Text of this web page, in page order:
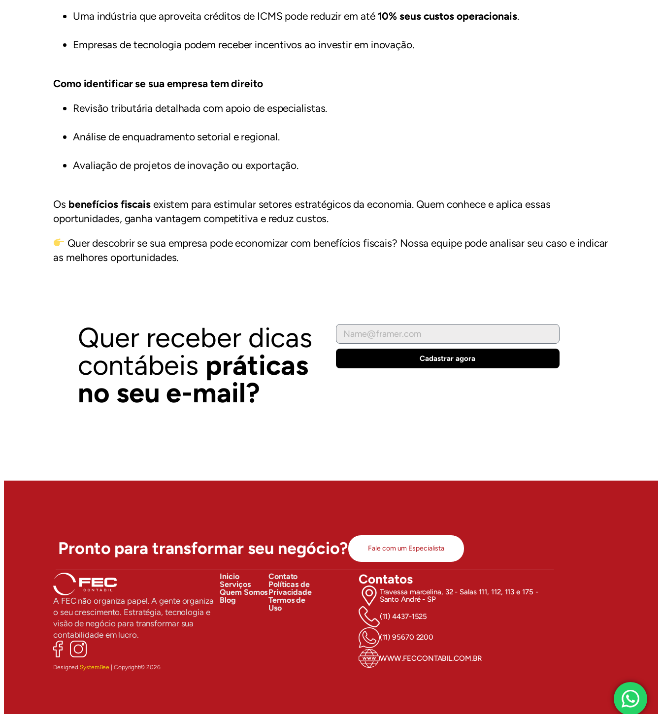
Uma indústria que aproveita créditos de ICMS pode reduzir em até 10% seus custos operacionais.
Empresas de tecnologia podem receber incentivos ao investir em inovação.
Como identificar se sua empresa tem direito
Revisão tributária detalhada com apoio de especialistas.
Análise de enquadramento setorial e regional.
Avaliação de projetos de inovação ou exportação.
Os benefícios fiscaisexistem para estimular setores estratégicos da economia. Quem conhece e aplica essas
oportunidades, ganha vantagem competitiva e reduz custos.
Quer descobrir se sua empresa pode economizar com benefícios fiscais? Nossa equipe pode analisar seu caso e indicar
as melhores oportunidades.
Quer receber dicas
contábeis práticas
no seu e-mail?
Cadastrar agora
Pronto para transformar seu negócio? Fale com um Especialista
A FEC não organiza papel. A gente organiza
o seu crescimento. Estratégia, tecnologia e
visão de negócio para transformar sua
contabilidade em lucro.
DesignedSystemBee | Copyright© 2026
Inicio
Serviços
Quem Somos
Blog
Contato
Políticas de
Privacidade
Termos de
Uso
Contatos
Travessa marcelina, 32 - Salas 111, 112, 113 e 175 -
Santo André - SP
(11) 4437-1525
(11) 95670 2200
WWW.FECCONTABIL.COM.BR